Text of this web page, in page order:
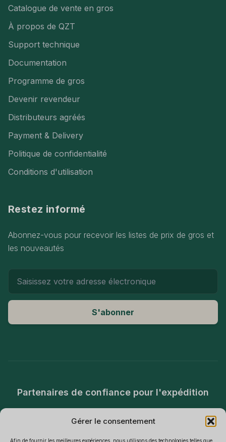
Gérer le consentement
Afin de fournir les meilleures expériences, nous utilisons des technologies telles que
Catalogue de vente en gros
À propos de QZT
Support technique
Documentation
Programme de gros
Devenir revendeur
Distributeurs agréés
Payment & Delivery
Politique de confidentialité
Conditions d'utilisation
Restez informé
Abonnez-vous pour recevoir les listes de prix de gros et
les nouveautés
S'abonner
Partenaires de confiance pour l'expédition